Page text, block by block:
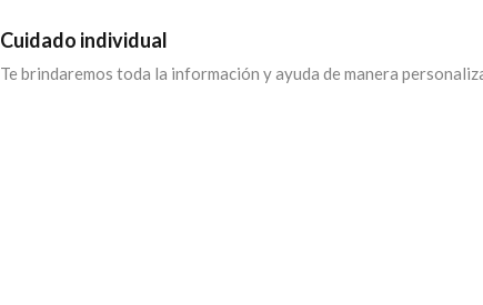
Cuidado individual
Te brindaremos toda la información y ayuda de manera